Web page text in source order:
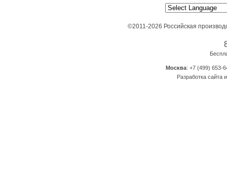
©2011-2026 Российская
Москва: +7 (499) 653-
Разработка сайта